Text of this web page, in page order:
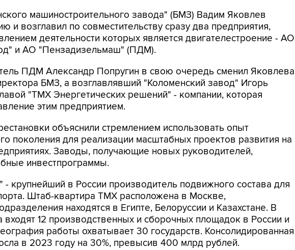
машиностроительного завода" (БМЗ) Вадим Яковлев
и возглавил по совместительству сразу два предприятия,
деятельности которых является двигателестроение - АО
и АО "Пензадизельмаш" (ПДМ).
ПДМ Александр Попругин в свою очередь сменил Яковлева
БМЗ, а возглавлявший "Коломенский завод" Игорь
"ТМХ Энергетических решений" - компании, которая
этим предприятием.
объяснили стремлением использовать опыт
поколения для реализации масштабных проектов развития на
Заводы, получающие новых руководителей,
инвестпрограммы.
- крупнейший в России производитель подвижного состава для
Штаб-квартира ТМХ расположена в Москве,
находятся в Египте, Белоруссии и Казахстане. В
входят 12 производственных и сборочных площадок в России и
работы охватывает 30 государств. Консолидированная
в 2023 году на 30%, превысив 400 млрд рублей.